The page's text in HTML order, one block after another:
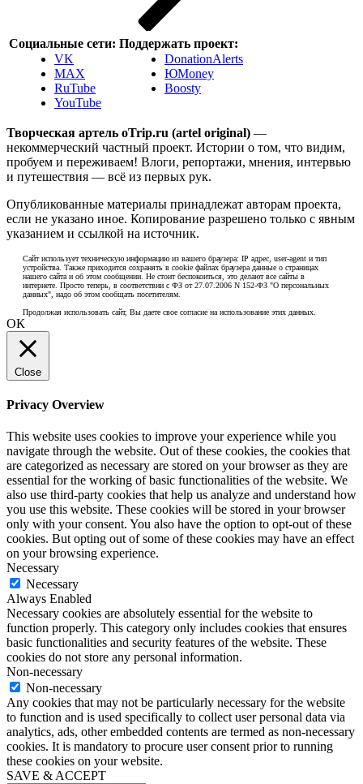
Социальные сети:
VK
MAX
RuTube
YouTube
Поддержать проект:
DonationAlerts
ЮMoney
Boosty
Творческая артель oTrip.ru (artel original) —
некоммерческий частный проект. Истории о том, что видим,
пробуем и переживаем! Влоги, репортажи, мнения, интервью
и путешествия — всё из первых рук.
Опубликованные материалы принадлежат авторам проекта,
если не указано иное. Копирование разрешено только с явным
указанием и ссылкой на источник.
Сайт использует техническую информацию из вашего браузера: IP адрес, user-agent и тип
устройства. Также приходится сохранять в cookie файлах браузера данные о страницах
нашего сайта и об этом сообщении. Не стоит беспокоиться, это делают все сайты в
интернете. Просто теперь, в соответствии с ФЗ от 27.07.2006 N 152-ФЗ "О персональных
данных", надо об этом сообщать посетителям.
Продолжая использовать сайт, Вы даете свое согласие на использование этих данных.
ОК
Close
Privacy Overview
This website uses cookies to improve your experience while you
navigate through the website. Out of these cookies, the cookies that
are categorized as necessary are stored on your browser as they are
essential for the working of basic functionalities of the website. We
also use third-party cookies that help us analyze and understand how
you use this website. These cookies will be stored in your browser
only with your consent. You also have the option to opt-out of these
cookies. But opting out of some of these cookies may have an effect
on your browsing experience.
Necessary
Necessary
Always Enabled
Necessary cookies are absolutely essential for the website to
function properly. This category only includes cookies that ensures
basic functionalities and security features of the website. These
cookies do not store any personal information.
Non-necessary
Non-necessary
Any cookies that may not be particularly necessary for the website
to function and is used specifically to collect user personal data via
analytics, ads, other embedded contents are termed as non-necessary
cookies. It is mandatory to procure user consent prior to running
these cookies on your website.
SAVE & ACCEPT